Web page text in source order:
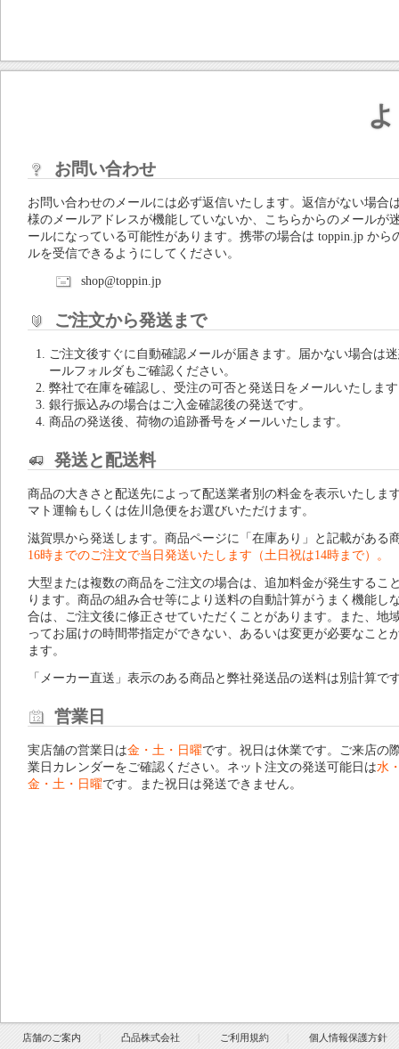
お問い合わせ
お問い合わせのメールには必ず返信いたします。返信がない場合
様のメールアドレスが機能していないか、こちらからのメールが
ールになっている可能性があります。携帯の場合は toppin.jp から
ルを受信できるようにしてください。
shop@toppin.jp
ご注文から発送まで
ご注文後すぐに自動確認メールが届きます。届かない場合は
ールフォルダもご確認ください。
弊社で在庫を確認し、受注の可否と発送日をメールいたしま
銀行振込みの場合はご入金確認後の発送です。
商品の発送後、荷物の追跡番号をメールいたします。
発送と配送料
商品の大きさと配送先によって配送業者別の料金を表示いたしま
マト運輸もしくは佐川急便をお選びいただけます。
滋賀県から発送します。商品ページに「在庫あり」と記載がある
16時までのご注文で当日発送いたします（土日祝は14時まで）。
大型または複数の商品をご注文の場合は、追加料金が発生するこ
ります。商品の組み合せ等により送料の自動計算がうまく機能し
合は、ご注文後に修正させていただくことがあります。また、地
ってお届けの時間帯指定ができない、あるいは変更が必要なこと
ます。
「メーカー直送」表示のある商品と弊社発送品の送料は別計算で
営業日
実店舗の営業日は金・土・日曜です。祝日は休業です。ご来店の
業日カレンダーをご確認ください。ネット注文の発送可能日は水
金・土・日曜です。また祝日は発送できません。
店舗のご案内 凸品株式会社 ご利用規約 個人情報保護方針